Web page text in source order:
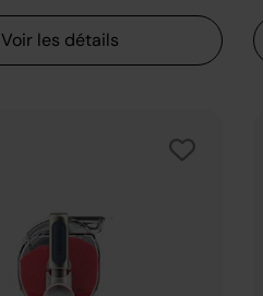
Voir les détails